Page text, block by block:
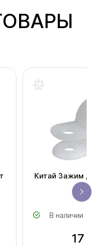
Китай Зажим
В наличии
17